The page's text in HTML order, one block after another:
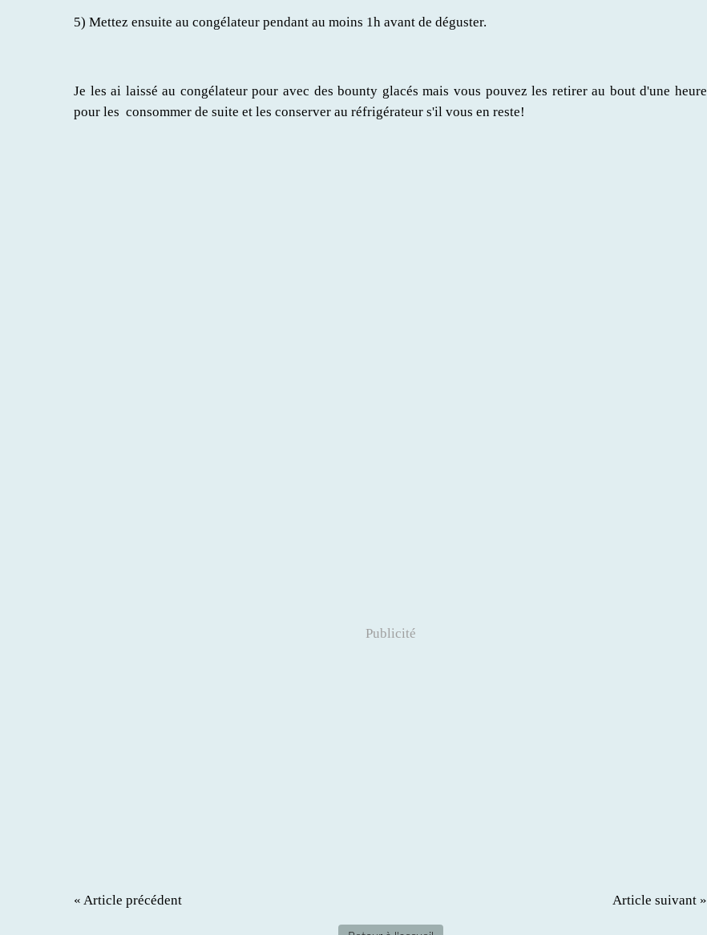
5) Mettez ensuite au congélateur pendant au moins 1h avant de déguster.
Je les ai laissé au congélateur pour avec des bounty glacés mais vous pouvez les retirer au bout d'une heure
pour les consommer de suite et les conserver au réfrigérateur s'il vous en reste!
Publicité
« Article précédent Article suivant »